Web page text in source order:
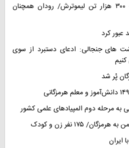
هرمزگان در تکاپوی برداشت ۳۰۰ هزار تن لیموترش/ رودان همچنان
های جنجالی: ادعای دستبرد از سوی
ایران